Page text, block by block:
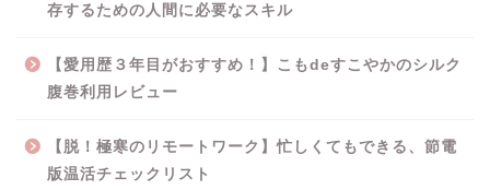
存するための人間に必要なスキル
【愛用歴３年目がおすすめ！】こもdeすこやかのシルク
腹巻利用レビュー
【脱！極寒のリモートワーク】忙しくてもできる、節電
版温活チェックリスト